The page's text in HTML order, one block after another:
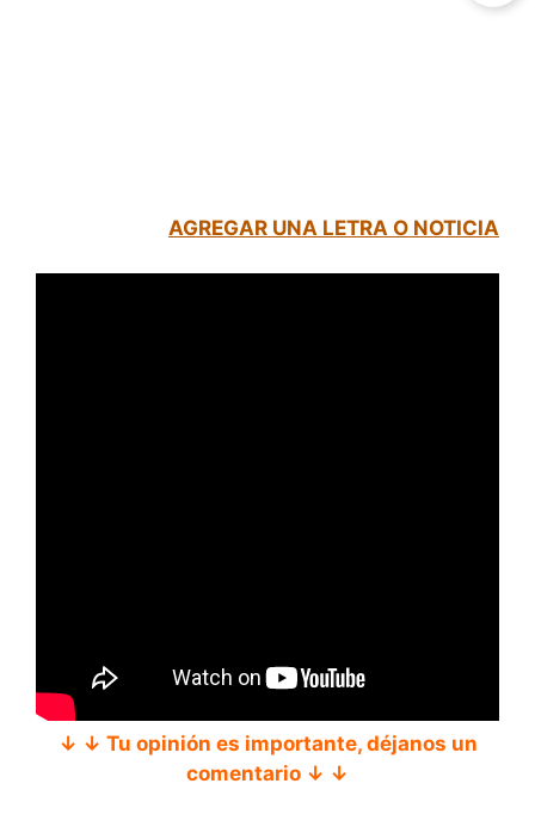
AGREGAR UNA LETRA O NOTICIA
↓ ↓ Tu opinión es importante, déjanos un
comentario ↓ ↓